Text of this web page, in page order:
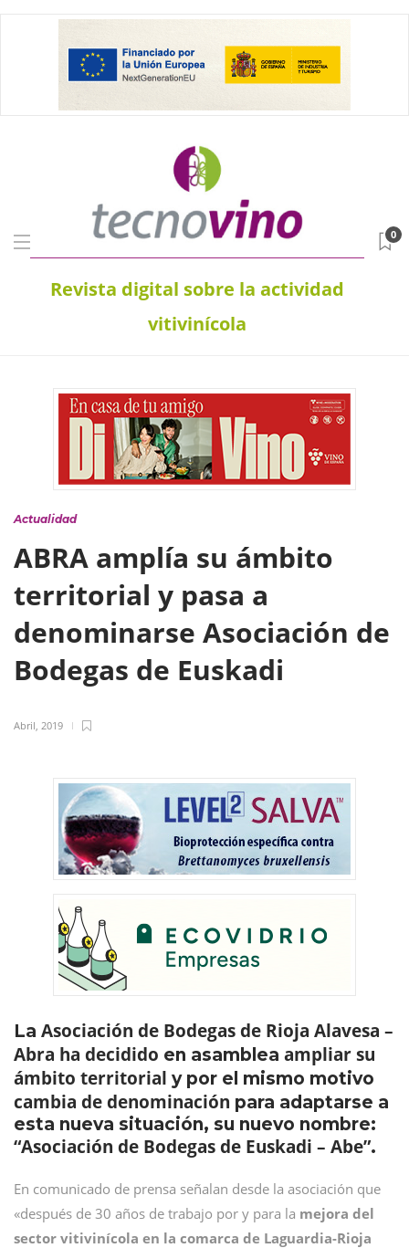
Revista digital sobre la actividad
vitivinícola
0
Actualidad
ABRA amplía su ámbito
territorial y pasa a
denominarse Asociación de
Bodegas de Euskadi
Abril, 2019
La Asociación de Bodegas de Rioja Alavesa –
Abra ha decidido en asamblea ampliar su
ámbito territorial y por el mismo motivo
cambia de denominación para adaptarse a
esta nueva situación, su nuevo nombre:
“Asociación de Bodegas de Euskadi – Abe”.
En comunicado de prensa señalan desde la asociación que
«después de 30 años de trabajo por y para la mejora del
sector vitivinícola en la comarca de Laguardia-Rioja